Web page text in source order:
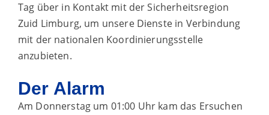
Tag über in Kontakt mit der Sicherheitsregion
Zuid Limburg, um unsere Dienste in Verbindung
mit der nationalen Koordinierungsstelle
anzubieten.
Der Alarm
Am Donnerstag um 01:00 Uhr kam das Ersuchen